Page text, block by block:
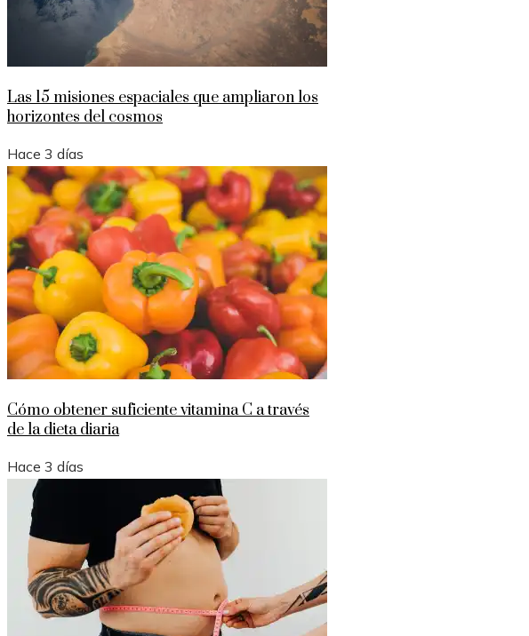
Las 15 misiones espaciales que ampliaron los
horizontes del cosmos
Hace 3 días
Cómo obtener suficiente vitamina C a través
de la dieta diaria
Hace 3 días